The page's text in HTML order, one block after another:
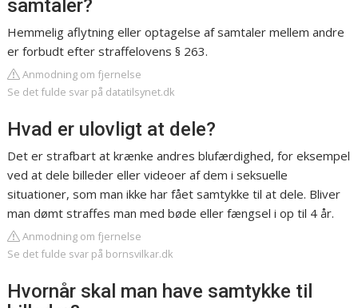
samtaler?
Hemmelig aflytning eller optagelse af samtaler mellem andre
er forbudt efter straffelovens § 263.
Anmodning om fjernelse
Se det fulde svar på datatilsynet.dk
Hvad er ulovligt at dele?
Det er strafbart at krænke andres blufærdighed, for eksempel
ved at dele billeder eller videoer af dem i seksuelle
situationer, som man ikke har fået samtykke til at dele. Bliver
man dømt straffes man med bøde eller fængsel i op til 4 år.
Anmodning om fjernelse
Se det fulde svar på bornsvilkar.dk
Hvornår skal man have samtykke til